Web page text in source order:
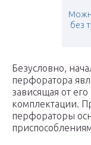
без
Безусловно,
перфоратора
зависящая от
комплектации.
перфораторы